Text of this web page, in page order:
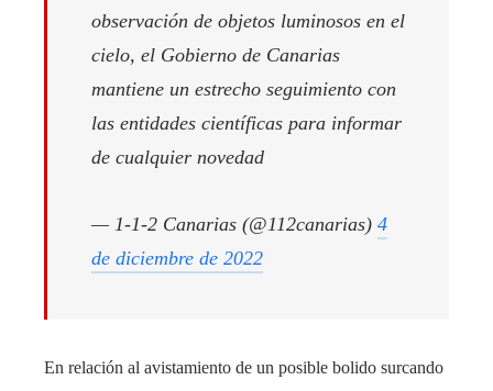
observación de objetos luminosos en el
cielo, el Gobierno de Canarias
mantiene un estrecho seguimiento con
las entidades científicas para informar
de cualquier novedad
— 1-1-2 Canarias (@112canarias) 4
de diciembre de 2022
En relación al avistamiento de un posible bolido surcando